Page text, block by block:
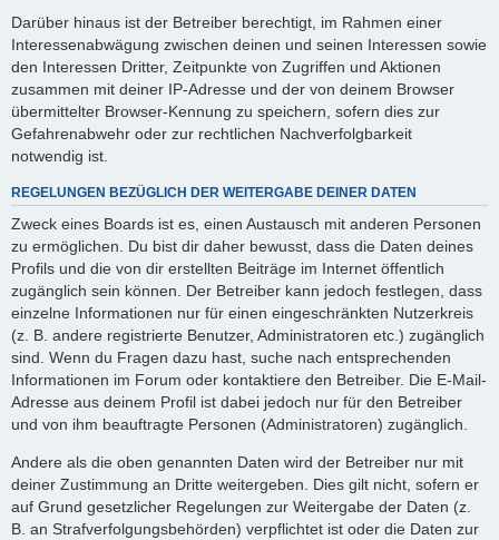
Darüber hinaus ist der Betreiber berechtigt, im Rahmen einer
Interessenabwägung zwischen deinen und seinen Interessen sowie
den Interessen Dritter, Zeitpunkte von Zugriffen und Aktionen
zusammen mit deiner IP-Adresse und der von deinem Browser
übermittelter Browser-Kennung zu speichern, sofern dies zur
Gefahrenabwehr oder zur rechtlichen Nachverfolgbarkeit
notwendig ist.
REGELUNGEN BEZÜGLICH DER WEITERGABE DEINER DATEN
Zweck eines Boards ist es, einen Austausch mit anderen Personen
zu ermöglichen. Du bist dir daher bewusst, dass die Daten deines
Profils und die von dir erstellten Beiträge im Internet öffentlich
zugänglich sein können. Der Betreiber kann jedoch festlegen, dass
einzelne Informationen nur für einen eingeschränkten Nutzerkreis
(z. B. andere registrierte Benutzer, Administratoren etc.) zugänglich
sind. Wenn du Fragen dazu hast, suche nach entsprechenden
Informationen im Forum oder kontaktiere den Betreiber. Die E-Mail-
Adresse aus deinem Profil ist dabei jedoch nur für den Betreiber
und von ihm beauftragte Personen (Administratoren) zugänglich.
Andere als die oben genannten Daten wird der Betreiber nur mit
deiner Zustimmung an Dritte weitergeben. Dies gilt nicht, sofern er
auf Grund gesetzlicher Regelungen zur Weitergabe der Daten (z.
B. an Strafverfolgungsbehörden) verpflichtet ist oder die Daten zur